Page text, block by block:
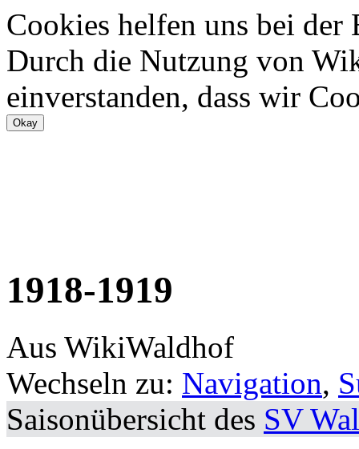
Cookies helfen uns bei
Durch die Nutzung von
einverstanden, dass wir
1918-1919
Aus WikiWaldhof
Wechseln zu: Navigation,
Saisonübersicht des SV